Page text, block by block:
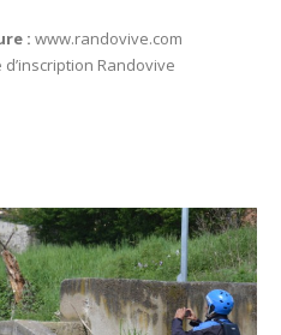
: www.randovive.com
d’inscription Randovive